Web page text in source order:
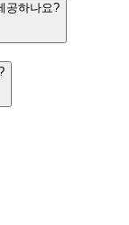
공하나요?